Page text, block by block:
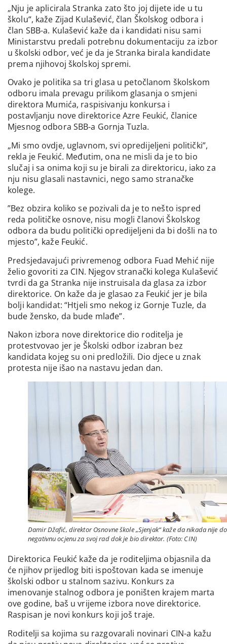
„Nju je aplicirala Stranka zato što joj dijete ide u tu
školu“, kaže Zijad Kulašević, član Školskog odbora i
član SBB-a. Kulašević kaže da i kandidati nisu sami
Ministarstvu predali potrebnu dokumentaciju za izbor
u školski odbor, već je da je Stranka birala kandidate
prema njihovoj školskoj spremi.
Ovako je politika sa tri glasa u petočlanom školskom
odboru imala prevagu prilikom glasanja o smjeni
direktora Mumića, raspisivanju konkursa i
postavljanju nove direktorice Azre Feukić, članice
Mjesnog odbora SBB-a Gornja Tuzla.
„Mi smo ovdje, uglavnom, svi opredijeljeni politički”,
rekla je Feukić. Međutim, ona ne misli da je to bio
slučaj i sa onima koji su je birali za direktoricu, iako za
nju nisu glasali nastavnici, nego samo stranačke
kolege.
”Bez obzira koliko se pozivali da je to nešto ispred
reda političke osnove, nisu mogli članovi Školskog
odbora da budu politički opredijeljeni da bi došli na to
mjesto”, kaže Feukić.
Predsjedavajući privremenog odbora Fuad Mehić nije
želio govoriti za CIN. Njegov stranački kolega Kulašević
tvrdi da ga Stranka nije instruisala da glasa za izbor
direktorice. On kaže da je glasao za Feukić jer je bila
bolji kandidat: “Htjeli smo nekog iz Gornje Tuzle, da
bude žensko, da bude mlađe”.
Nakon izbora nove direktorice dio roditelja je
protestvovao jer je Školski odbor izabran bez
kandidata kojeg su oni predložili. Dio djece u znak
protesta nije išao na nastavu jedan dan.
Damir Džafić, direktor Osnovne škole „Sjenjak“ kaže da nikada nije
negativnu ocjenu za svoj rad dok je bio direktor. (Foto: CIN)
Direktorica Feukić kaže da je roditeljima objasnila da
će njihov prijedlog biti ispoštovan kada se imenuje
školski odbor u stalnom sazivu. Konkurs za
imenovanje stalnog odbora je poništen krajem marta
ove godine, baš u vrijeme izbora nove direktorice.
Raspisan je novi konkurs koji još traje.
Roditelji sa kojima su razgovarali novinari CIN-a kažu